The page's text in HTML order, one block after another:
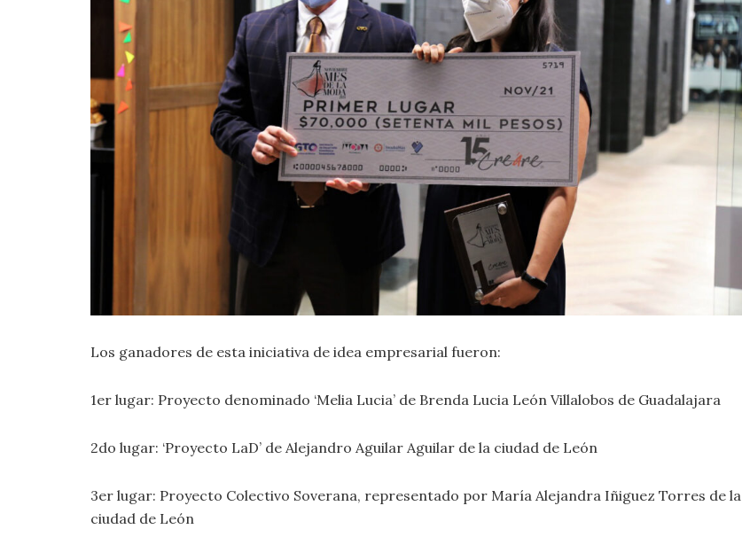
Los ganadores de esta iniciativa de idea empresarial fueron:
1er lugar: Proyecto denominado ‘Melia Lucia’ de Brenda Lucia León Villalobos de Guadalajara
2do lugar: ‘Proyecto LaD’ de Alejandro Aguilar Aguilar de la ciudad de León
3er lugar: Proyecto Colectivo Soverana, representado por María Alejandra Iñiguez Torres de la
ciudad de León